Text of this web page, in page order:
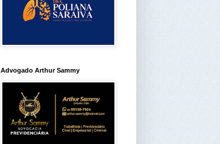
Advogado Arthur Sammy